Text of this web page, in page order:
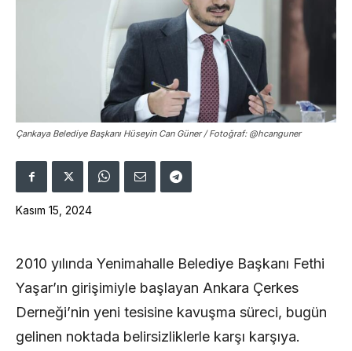
Çankaya Belediye Başkanı Hüseyin Can Güner / Fotoğraf: @hcanguner
Kasım 15, 2024
2010 yılında Yenimahalle Belediye Başkanı Fethi
Yaşar’ın girişimiyle başlayan Ankara Çerkes
Derneği’nin yeni tesisine kavuşma süreci, bugün
gelinen noktada belirsizliklerle karşı karşıya.